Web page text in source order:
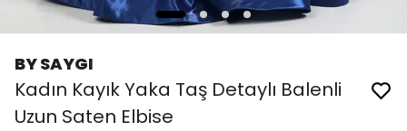
BY SAYGI
Kadın Kayık Yaka Taş Detaylı Balenli
Uzun Saten Elbise